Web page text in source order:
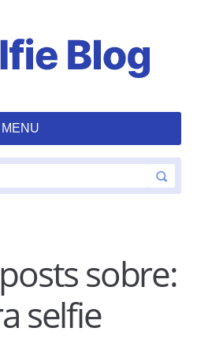
MENU
sobre:
selfie